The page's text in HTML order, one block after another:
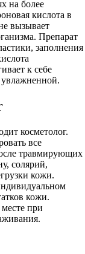
на более
кислота в
вызывает
Препарат
заполнения
к себе
косметолог.
все
травмирующих
солярий,
кожи.
кожи.
при